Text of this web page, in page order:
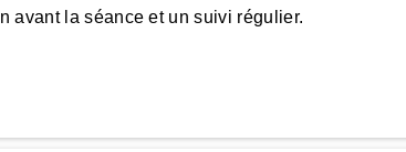
avant la séance et un suivi régulier.